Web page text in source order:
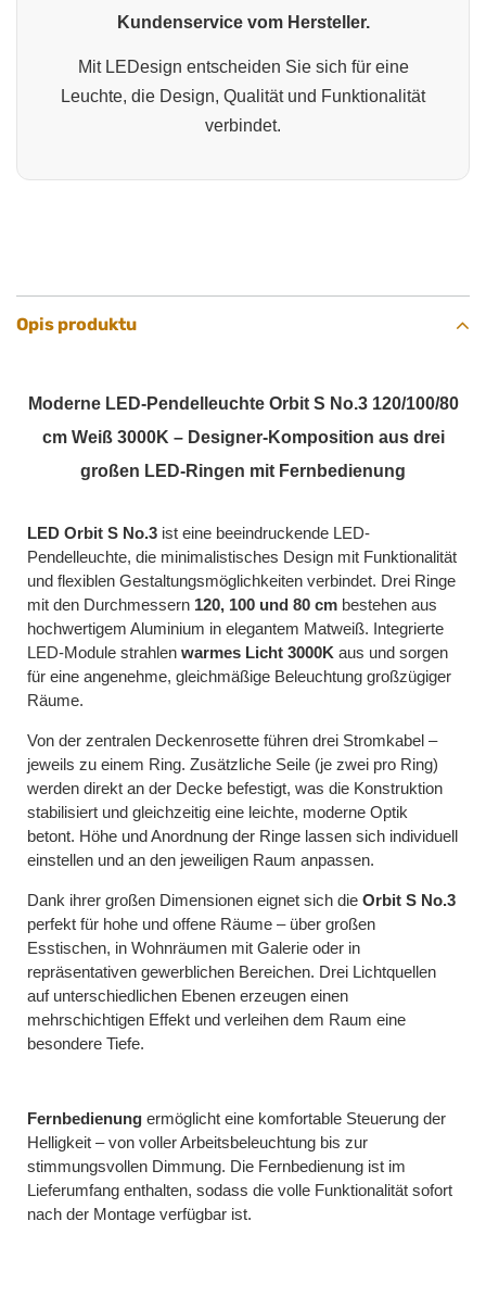
Kundenservice vom Hersteller.
Mit LEDesign entscheiden Sie sich für eine
Leuchte, die Design, Qualität und Funktionalität
verbindet.
Opis produktu
Moderne LED-Pendelleuchte Orbit S No.3 120/100/80
cm Weiß 3000K – Designer-Komposition aus drei
großen LED-Ringen mit Fernbedienung
LED Orbit S No.3 ist eine beeindruckende LED-
Pendelleuchte, die minimalistisches Design mit Funktionalität
und flexiblen Gestaltungsmöglichkeiten verbindet. Drei Ringe
mit den Durchmessern 120, 100 und 80 cm bestehen aus
hochwertigem Aluminium in elegantem Matweiß. Integrierte
LED-Module strahlen warmes Licht 3000K aus und sorgen
für eine angenehme, gleichmäßige Beleuchtung großzügiger
Räume.
Von der zentralen Deckenrosette führen drei Stromkabel –
jeweils zu einem Ring. Zusätzliche Seile (je zwei pro Ring)
werden direkt an der Decke befestigt, was die Konstruktion
stabilisiert und gleichzeitig eine leichte, moderne Optik
betont. Höhe und Anordnung der Ringe lassen sich individuell
einstellen und an den jeweiligen Raum anpassen.
Dank ihrer großen Dimensionen eignet sich die Orbit S No.3
perfekt für hohe und offene Räume – über großen
Esstischen, in Wohnräumen mit Galerie oder in
repräsentativen gewerblichen Bereichen. Drei Lichtquellen
auf unterschiedlichen Ebenen erzeugen einen
mehrschichtigen Effekt und verleihen dem Raum eine
besondere Tiefe.
Fernbedienung ermöglicht eine komfortable Steuerung der
Helligkeit – von voller Arbeitsbeleuchtung bis zur
stimmungsvollen Dimmung. Die Fernbedienung ist im
Lieferumfang enthalten, sodass die volle Funktionalität sofort
nach der Montage verfügbar ist.